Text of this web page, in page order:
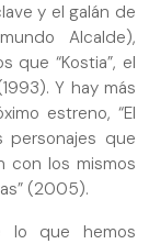
y el galán de
Alcalde),
que “Kostia”, el
Y hay más
estreno, “El
personajes que
con los mismos
(2005).
lo que hemos